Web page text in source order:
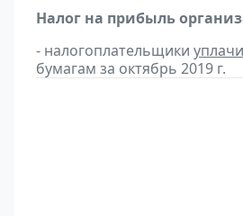
Налог на прибыль
- налогоплательщики
бумагам за октябрь 2019 г.